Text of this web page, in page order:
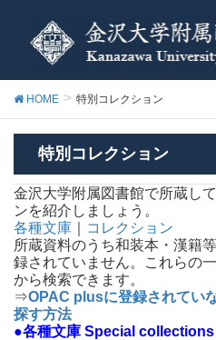
HOME 特別コレクション
特別コレクション
金沢大学附属図書館で所蔵し
ンを紹介しましょう。
各種文庫
コレクション
所蔵資料のうち和装本・漢籍
録されていません。これらの
から検索できます。
⇒OPAC plusに登録されてい
探す方法
●各種文庫 Special collections